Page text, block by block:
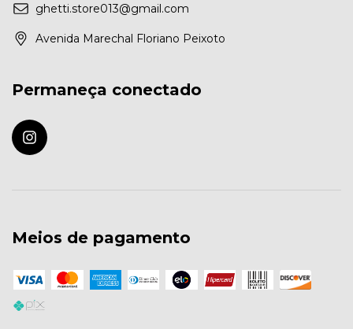
ghetti.store013@gmail.com
Avenida Marechal Floriano Peixoto
Permaneça conectado
Meios de pagamento